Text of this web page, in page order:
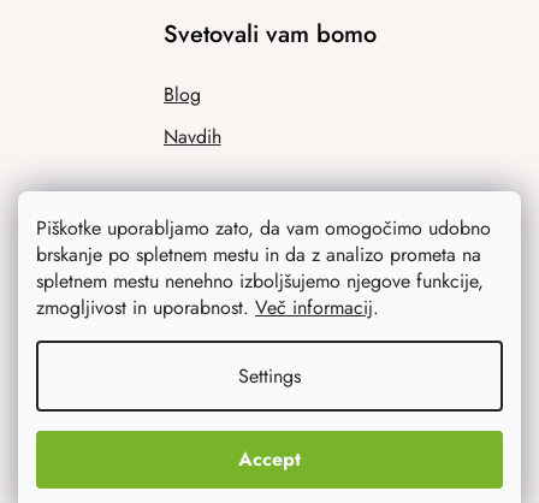
Piškotke uporabljamo zato, da vam omogočimo udobno
brskanje po spletnem mestu in da z analizo prometa na
spletnem mestu nenehno izboljšujemo njegove funkcije,
zmogljivost in uporabnost. Več informacij.
Settings
Accept
Svetovali vam bomo
Blog
Navdih
Kaj vas najbolj zanima
Novosti